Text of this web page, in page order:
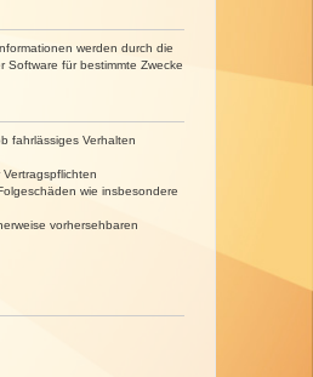
werden durch die
für bestimmte Zwecke
fahrlässiges Verhalten
wie insbesondere
vorhersehbaren